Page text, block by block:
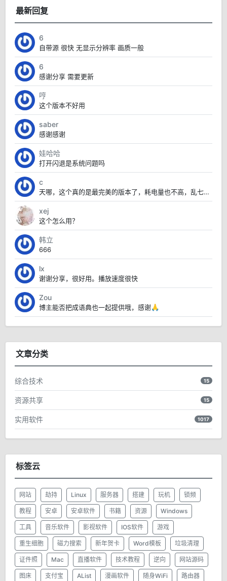
最新回复
6
自带源 很快 无显示分辨率 画质一般
6
感谢分享 需要更新
哼
这个版本不好用
saber
感谢感谢
娃哈哈
打开闪退是系统问题吗
c
天哪，这个真的是最完美的版本了，耗电量也不高，乱七八糟的也没有，太赞了
xej
这个怎么用？
韩立
666
lx
谢谢分享，很好用。播放速度很快
Zou
博主能否把成语典也一起提供哦，感谢🙏
文章分类
综合技术 15
资源共享 15
实用软件 1017
标签云
网站 劫持 Linux 服务器 搭建 玩机 锁频
教程 安卓 安卓软件 书籍 资源 Windows
工具 音乐软件 影视软件 IOS软件 游戏
重生细胞 磁力搜索 新年贺卡 Word模板 垃圾清理
证件照 Mac 直播软件 技术教程 逆向 网站源码
图床 支付宝 AList 漫画软件 随身WiFi 路由器